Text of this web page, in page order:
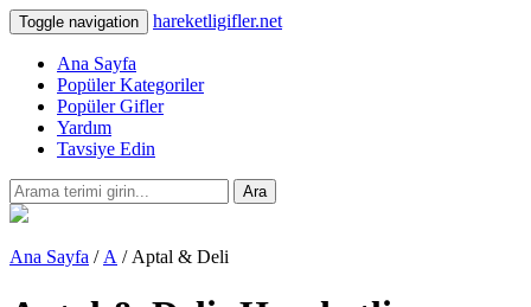
Toggle navigation hareketligifler.net
Ana Sayfa
Popüler Kategoriler
Popüler Gifler
Yardım
Tavsiye Edin
Ara
Ana Sayfa / A / Aptal & Deli